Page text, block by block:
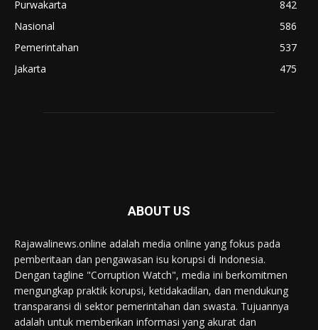
Purwakarta
842
Nasional
586
Pemerintahan
537
Jakarta
475
ABOUT US
Rajawalinews.online adalah media online yang fokus pada
pemberitaan dan pengawasan isu korupsi di Indonesia.
Dengan tagline "Corruption Watch", media ini berkomitmen
mengungkap praktik korupsi, ketidakadilan, dan mendukung
transparansi di sektor pemerintahan dan swasta. Tujuannya
adalah untuk memberikan informasi yang akurat dan